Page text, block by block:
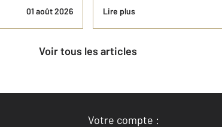
01 août 2026 Lire plus
Voir tous les articles
Votre compte :